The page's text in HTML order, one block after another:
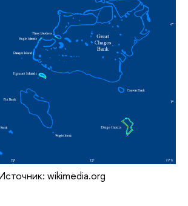
wikimedia.org